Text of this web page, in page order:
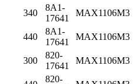
340
8A1-
17641
MAX1106M3
440
8A1-
17641
MAX1106M3
300
820-
17641
MAX1106M3
820-